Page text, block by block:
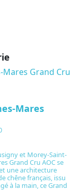
Mares
et Morey-Saint-
Grand Cru AOC se
une architecture
chêne français, issu
à la main, ce Grand